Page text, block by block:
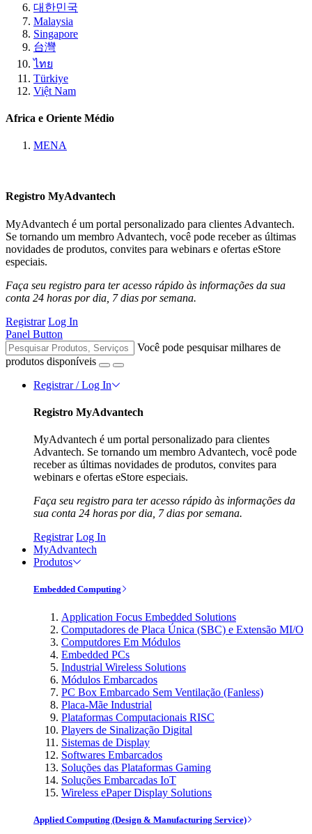
대한민국
Malaysia
Singapore
台灣
ไทย
Türkiye
Việt Nam
Africa e Oriente Médio
MENA
Registro MyAdvantech
MyAdvantech é um portal personalizado para clientes Advantech.
Se tornando um membro Advantech, você pode receber as últimas
novidades de produtos, convites para webinars e ofertas eStore
especiais.
Faça seu registro para ter acesso rápido às informações da sua
conta 24 horas por dia, 7 dias por semana.
Registrar Log In
Panel Button
Você pode pesquisar milhares de
produtos disponíveis
Registrar / Log In
Registro MyAdvantech
MyAdvantech é um portal personalizado para clientes
Advantech. Se tornando um membro Advantech, você pode
receber as últimas novidades de produtos, convites para
webinars e ofertas eStore especiais.
Faça seu registro para ter acesso rápido às informações da
sua conta 24 horas por dia, 7 dias por semana.
Registrar Log In
MyAdvantech
Produtos
Embedded Computing
Application Focus Embedded Solutions
Computadores de Placa Única (SBC) e Extensão MI/O
Computdores Em Módulos
Embedded PCs
Industrial Wireless Solutions
Módulos Embarcados
PC Box Embarcado Sem Ventilação (Fanless)
Placa-Mãe Industrial
Plataformas Computacionais RISC
Players de Sinalização Digital
Sistemas de Display
Softwares Embarcados
Soluções das Plataformas Gaming
Soluções Embarcadas IoT
Wireless ePaper Display Solutions
Applied Computing (Design & Manufacturing Service)